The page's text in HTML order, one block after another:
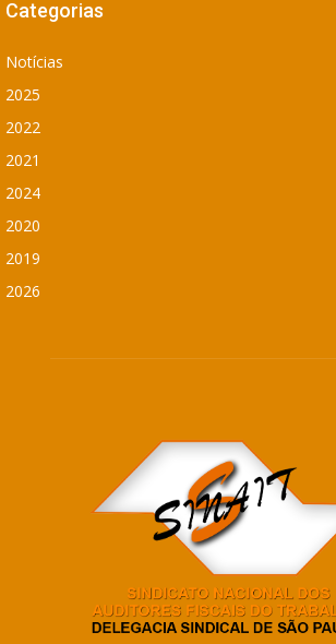
Categorias
Notícias
2025
2022
2021
2024
2020
2019
2026